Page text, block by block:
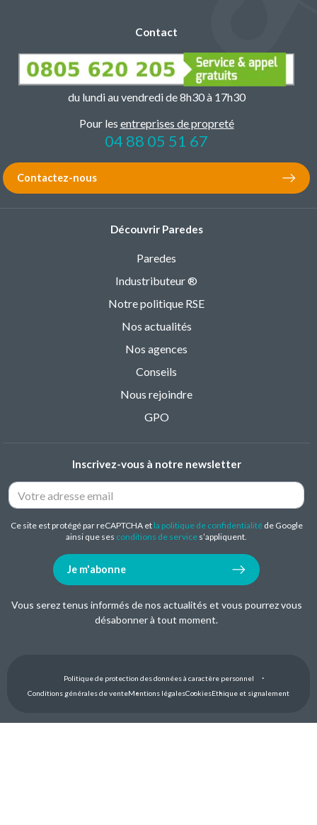
Contact
du lundi au vendredi de 8h30 à 17h30
Pour les entreprises de propreté
04 88 05 51 67
Contactez-nous
Découvrir Paredes
Paredes
Industributeur ®
Notre politique RSE
Nos actualités
Nos agences
Conseils
Nous rejoindre
GPO
Inscrivez-vous à notre newsletter
Ce site est protégé par reCAPTCHA et la politique de confidentialitéde Google
ainsi que ses conditions de service s’appliquent.
Je m'abonne
Vous serez tenus informés de nos actualités et vous pourrez vous
désabonner à tout moment.
Politique de protection des données à caractère personnel
Conditions générales de venteMentions légalesCookiesEthique et signalement